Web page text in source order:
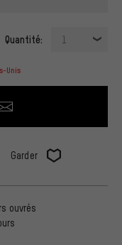
Quantité: 1
Unis
Garder
ouvrés